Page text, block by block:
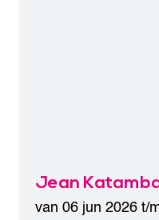
Jean
van 06 jun 2026 t/